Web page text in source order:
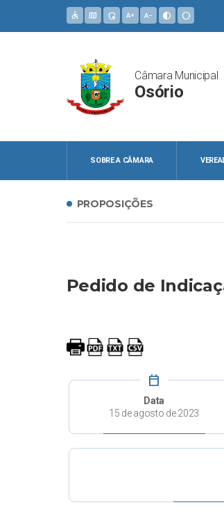
accessible map admin_panel_settings text_increase text_decrease contrast circle
Câmara Municipal
Osório
SOBRE A CÂMARA
PROPOSIÇÕES
Pedido de
calendar_today
Data
15 de agosto de 2023